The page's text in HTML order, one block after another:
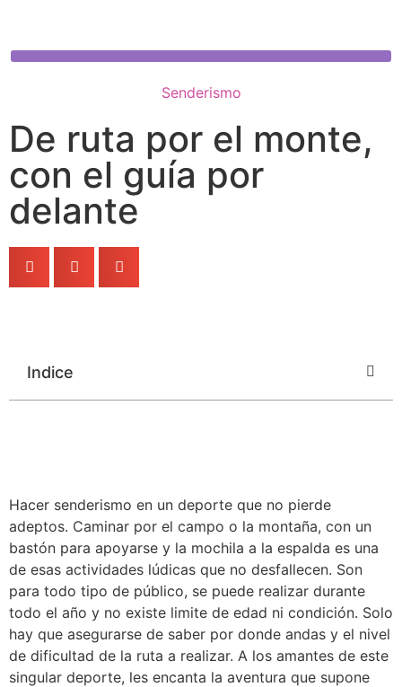
Senderismo
De ruta por el monte,
con el guía por
delante
Indice
Hacer senderismo en un deporte que no pierde
adeptos. Caminar por el campo o la montaña, con un
bastón para apoyarse y la mochila a la espalda es una
de esas actividades lúdicas que no desfallecen. Son
para todo tipo de público, se puede realizar durante
todo el año y no existe limite de edad ni condición. Solo
hay que asegurarse de saber por donde andas y el nivel
de dificultad de la ruta a realizar. A los amantes de este
singular deporte, les encanta la aventura que supone